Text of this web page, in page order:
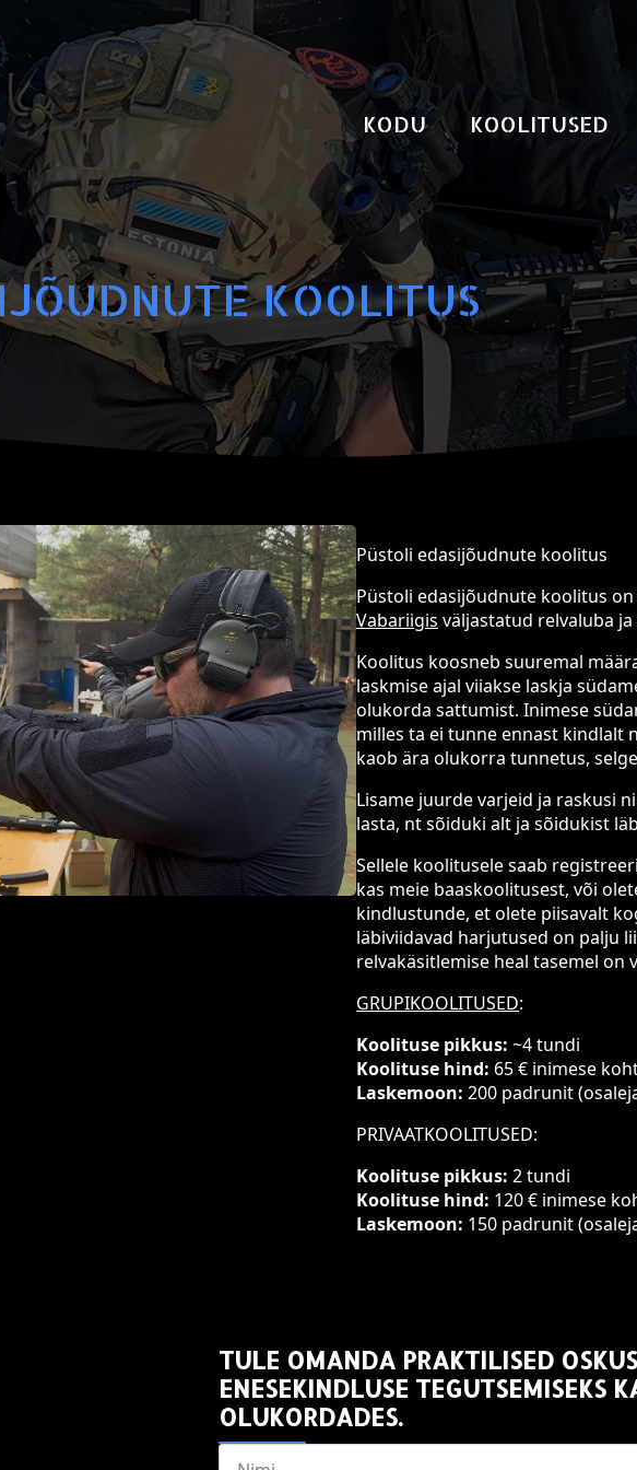
KODU KOOLITUSED
KOOLITUS
Püstoli edasijõudnute koolitus
Püstoli edasijõudnute koolitus
Vabariigis väljastatud relvaluba
Koolitus koosneb suuremal
laskmise ajal viiakse laskja
olukorda sattumist. Inimese
milles ta ei tunne ennast kindlalt
kaob ära olukorra tunnetus,
Lisame juurde varjeid ja raskusi
lasta, nt sõiduki alt ja sõidukist
Sellele koolitusele saab
kas meie baaskoolitusest, või
kindlustunde, et olete piisavalt
läbiviidavad harjutused on palju
relvakäsitlemise heal tasemel on
GRUPIKOOLITUSED:
Koolituse pikkus: ~4 tundi
Koolituse hind: 65 € inimese
Laskemoon: 200 padrunit
PRIVAATKOOLITUSED:
Koolituse pikkus: 2 tundi
Koolituse hind: 120 € inimese
Laskemoon: 150 padrunit
TULE OMANDA PRAKTILISED
ENESEKINDLUSE TEGUTSEMISEKS
OLUKORDADES.
Name